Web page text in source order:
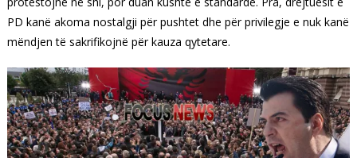
PD kanë akoma nostalgji për pushtet dhe për privilegje e nuk kanë
mëndjen të sakrifikojnë për kauza qytetare.